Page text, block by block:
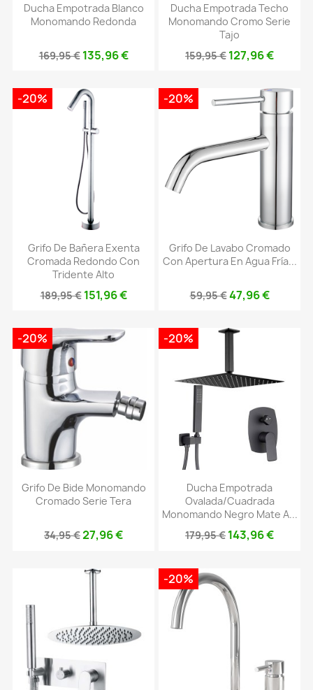
Ducha Empotrada Blanco
Monomando Redonda
169,95 € 135,96 €
Ducha Empotrada Techo
Monomando Cromo Serie
Tajo
159,95 € 127,96 €
Grifo De Bañera Exenta
Cromada Redondo Con
Tridente Alto
189,95 € 151,96 €
-20%
Grifo De Lavabo Cromado
Con Apertura En Agua Fría...
59,95 €47,96 €
-20%
Grifo De Bide Monomando
Cromado Serie Tera
34,95 €27,96 €
-20%
Ducha Empotrada
Ovalada/cuadrada
Monomando Negro Mate A...
179,95 € 143,96 €
-20%
-20%